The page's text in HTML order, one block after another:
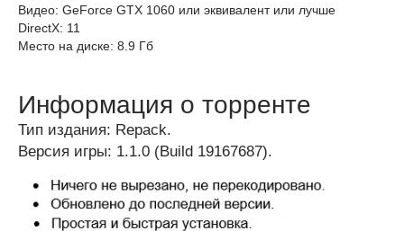
Видео: GeForce GTX 1060 или эквивалент или лучше
DirectX: 11
Место на диске: 8.9 Гб
Информация о торренте
Тип издания: Repack.
Версия игры: 1.1.0 (Build 19167687).